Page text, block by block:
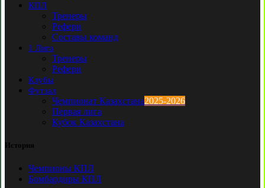
КПЛ
Тренеры
Рефери
Составы команд
1 Лига
Тренеры
Рефери
Клубы
Футзал
Чемпионат Казахстана2025-2026
Первая лига
Кубок Казахстана
История
Чемпионы КПЛ
Бомбардиры КПЛ